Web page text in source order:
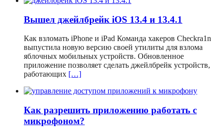
Вышел джейлбрейк iOS 13.4 и 13.4.1
Как взломать iPhone и iPad Команда хакеров Checkra1n
выпустила новую версию своей утилиты для взлома
яблочных мобильных устройств. Обновленное
приложение позволяет сделать джейлбрейк устройств,
работающих […]
Как разрешить приложению работать с
микрофоном?